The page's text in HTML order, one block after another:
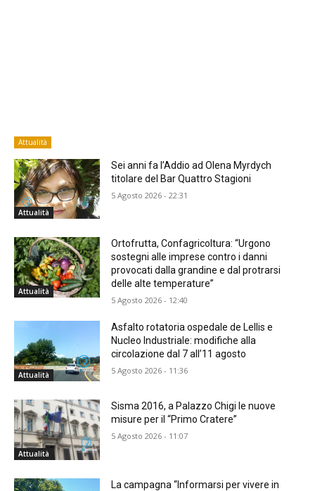
Attualità
Attualità
Sei anni fa l’Addio ad Olena Myrdych
titolare del Bar Quattro Stagioni
5 Agosto 2026 - 22:31
Attualità
Ortofrutta, Confagricoltura: “Urgono
sostegni alle imprese contro i danni
provocati dalla grandine e dal protrarsi
delle alte temperature”
5 Agosto 2026 - 12:40
Attualità
Asfalto rotatoria ospedale de Lellis e
Nucleo Industriale: modifiche alla
circolazione dal 7 all’11 agosto
5 Agosto 2026 - 11:36
Attualità
Sisma 2016, a Palazzo Chigi le nuove
misure per il “Primo Cratere”
5 Agosto 2026 - 11:07
La campagna “Informarsi per vivere in